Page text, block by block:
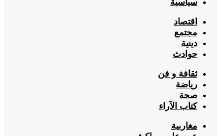
اقتصاد
مجتمع
دينية
حوادث
ثقافة و فن
رياضة
صحة
كتاب الآراء
مغاربية